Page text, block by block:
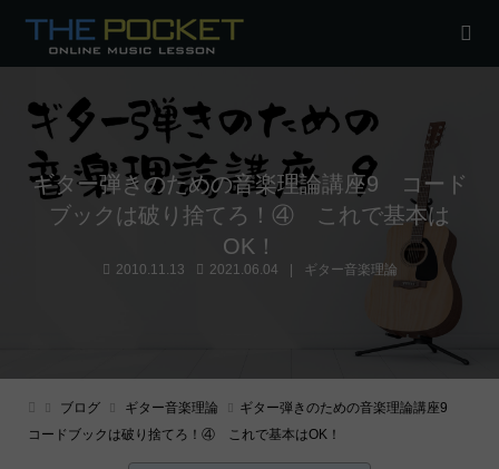
ギター弾きのための音楽理論講座9 コード
ブックは破り捨てろ！④ これで基本は
OK！
2010.11.13 2021.06.04 ギター音楽理論
ブログ ギター音楽理論
ギター弾きのための音楽理論講座9
コードブックは破り捨てろ！④ これで基本はOK！